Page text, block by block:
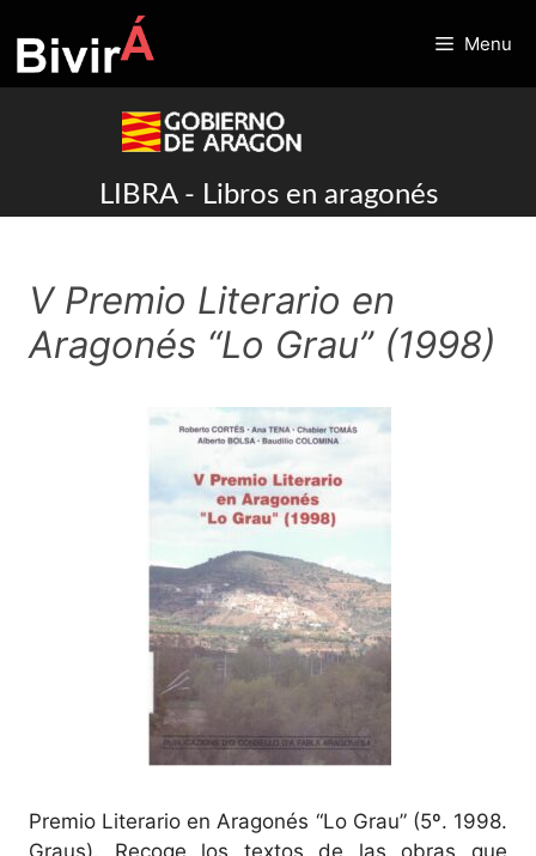
to
content
Menu
LIBRA - Libros en aragonés
V Premio Literario en
Aragonés “Lo Grau” (1998)
Premio Literario en Aragonés “Lo Grau” (5º. 1998.
Graus). Recoge los textos de las obras que